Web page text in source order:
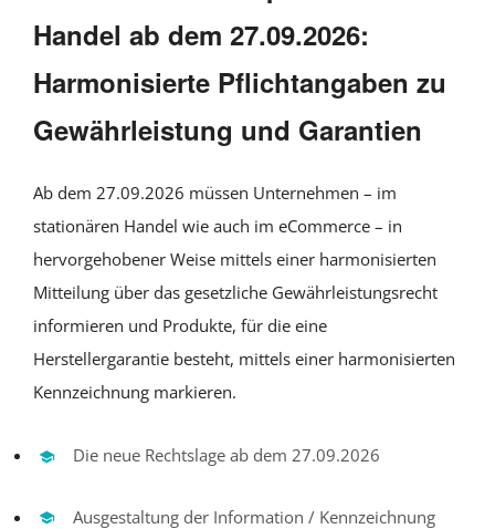
Handel ab dem 27.09.2026:
Harmonisierte Pflichtangaben zu
Gewährleistung und Garantien
Ab dem 27.09.2026 müssen Unternehmen – im
stationären Handel wie auch im eCommerce – in
hervorgehobener Weise mittels einer harmonisierten
Mitteilung über das gesetzliche Gewährleistungsrecht
informieren und Produkte, für die eine
Herstellergarantie besteht, mittels einer harmonisierten
Kennzeichnung markieren.
Die neue Rechtslage ab dem 27.09.2026
Ausgestaltung der Information / Kennzeichnung